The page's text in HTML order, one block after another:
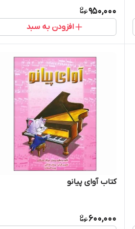
950,000
افزودن به سبد
کتاب آوای پیانو
600,000